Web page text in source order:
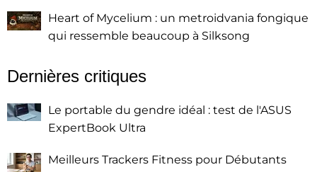
Heart of Mycelium : un metroidvania fongique
qui ressemble beaucoup à Silksong
Dernières critiques
Le portable du gendre idéal : test de l'ASUS
ExpertBook Ultra
Meilleurs Trackers Fitness pour Débutants